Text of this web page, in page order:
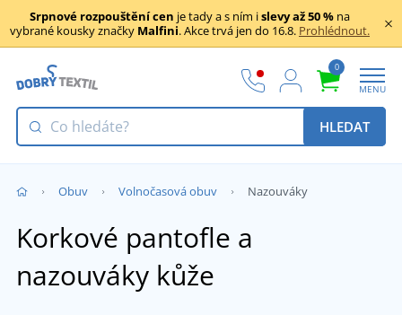
Srpnové rozpouštění cen je tady a s ním islevy až 50 % na
vybrané kousky značky Malfini. Akce trvá jen do 16.8. Prohlédnout.
0
MENU
HLEDAT
Obuv Volnočasová obuv Nazouváky
Korkové pantofle a
nazouváky kůže